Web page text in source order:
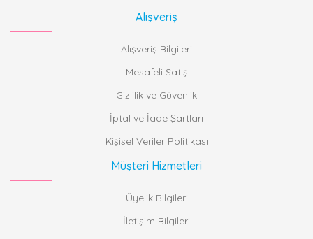
Alışveriş
Alışveriş Bilgileri
Mesafeli Satış
Gizlilik ve Güvenlik
İptal ve İade Şartları
Kişisel Veriler Politikası
Müşteri Hizmetleri
Üyelik Bilgileri
İletişim Bilgileri